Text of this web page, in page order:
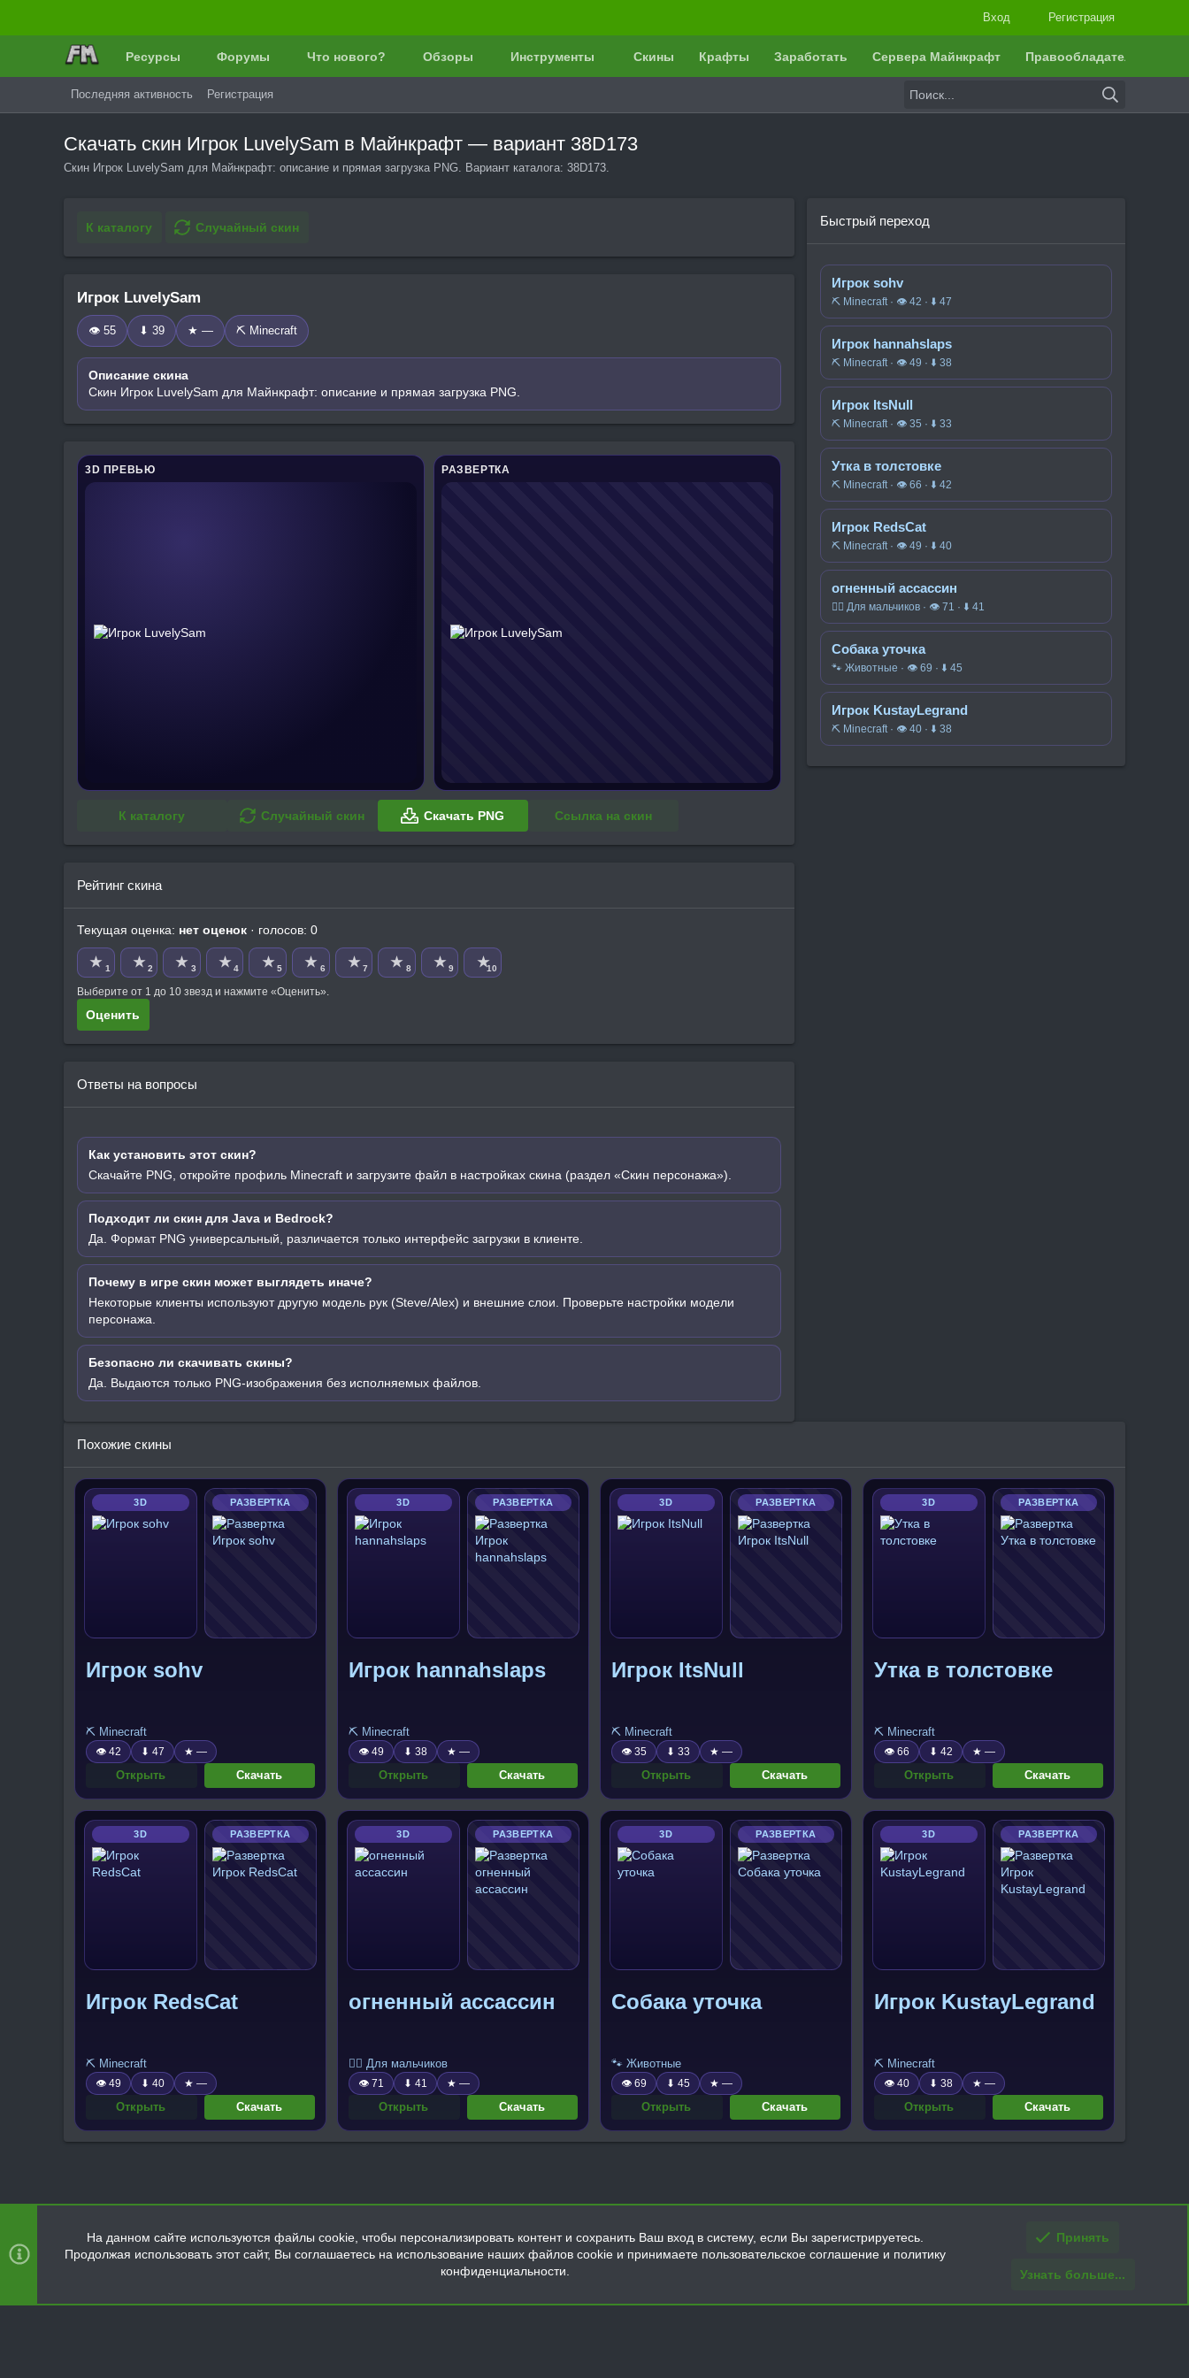
Вход Регистрация
Ресурсы Форумы Что нового? Обзоры Инструменты Скины Крафты Заработать Сервера Майнкрафт Правообладателям
Последняя активность Регистрация
Скачать скин Игрок LuvelySam в Майнкрафт — вариант 38D173
Скин Игрок LuvelySam для Майнкрафт: описание и прямая загрузка PNG. Вариант каталога: 38D173.
К каталогу Случайный скин
Игрок LuvelySam
👁 55 ⬇ 39 ★ — ⛏️ Minecraft
Описание скина
Скин Игрок LuvelySam для Майнкрафт: описание и прямая загрузка PNG.
3D ПРЕВЬЮ РАЗВЕРТКА
К каталогу Случайный скин Скачать PNG Ссылка на скин
Рейтинг скина
Текущая оценка: нет оценок · голосов: 0
★ 1 ★ 2 ★ 3 ★ 4 ★ 5 ★ 6 ★ 7 ★ 8 ★ 9 ★10
Выберите от 1 до 10 звезд и нажмите «Оценить».
Оценить
Ответы на вопросы
Как установить этот скин?
Скачайте PNG, откройте профиль Minecraft и загрузите файл в настройках скина (раздел «Скин персонажа»).
Подходит ли скин для Java и Bedrock?
Да. Формат PNG универсальный, различается только интерфейс загрузки в клиенте.
Почему в игре скин может выглядеть иначе?
Некоторые клиенты используют другую модель рук (Steve/Alex) и внешние слои. Проверьте настройки модели
персонажа.
Безопасно ли скачивать скины?
Да. Выдаются только PNG-изображения без исполняемых файлов.
Быстрый переход
Игрок sohv
⛏️ Minecraft · 👁 42 · ⬇ 47
Игрок hannahslaps
⛏️ Minecraft · 👁 49 · ⬇ 38
Игрок ItsNull
⛏️ Minecraft · 👁 35 · ⬇ 33
Утка в толстовке
⛏️ Minecraft · 👁 66 · ⬇ 42
Игрок RedsCat
⛏️ Minecraft · 👁 49 · ⬇ 40
огненный ассассин
🧍‍♂️ Для мальчиков · 👁 71 · ⬇ 41
Собака уточка
🐾 Животные · 👁 69 · ⬇ 45
Игрок KustayLegrand
⛏️ Minecraft · 👁 40 · ⬇ 38
Похожие скины
3D РАЗВЕРТКА
Игрок sohv
⛏️ Minecraft
👁 42 ⬇ 47 ★ —
Открыть Скачать
3D РАЗВЕРТКА
Игрок hannahslaps
⛏️ Minecraft
👁 49 ⬇ 38 ★ —
Открыть Скачать
3D РАЗВЕРТКА
Игрок ItsNull
⛏️ Minecraft
👁 35 ⬇ 33 ★ —
Открыть Скачать
3D РАЗВЕРТКА
Утка в толстовке
⛏️ Minecraft
👁 66 ⬇ 42 ★ —
Открыть Скачать
3D РАЗВЕРТКА
Игрок RedsCat
⛏️ Minecraft
👁 49 ⬇ 40 ★ —
Открыть Скачать
3D РАЗВЕРТКА
огненный ассассин
🧍‍♂️ Для мальчиков
👁 71 ⬇ 41 ★ —
Открыть Скачать
3D РАЗВЕРТКА
Собака уточка
🐾 Животные
👁 69 ⬇ 45 ★ —
Открыть Скачать
3D РАЗВЕРТКА
Игрок KustayLegrand
⛏️ Minecraft
👁 40 ⬇ 38 ★ —
Открыть Скачать
Главная
R
S
На данном сайте используются файлы cookie, чтобы персонализировать контент и сохранить Ваш вход в систему, если Вы зарегистрируетесь.
Продолжая использовать этот сайт, Вы соглашаетесь на использование наших файлов cookie и принимаете пользовательское соглашение и политику
конфиденциальности.
Принять
Узнать больше...